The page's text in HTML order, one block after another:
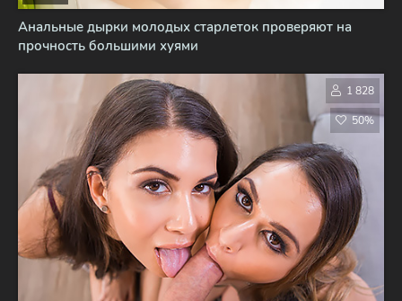
Анальные дырки молодых старлеток проверяют на
прочность большими хуями
1 828
50%